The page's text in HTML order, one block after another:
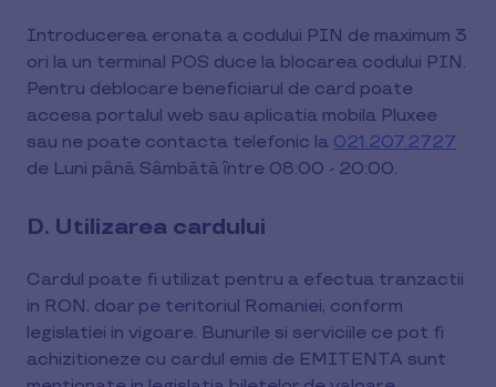
Introducerea eronata a codului PIN de maximum 3
ori la un terminal POS duce la blocarea codului PIN.
Pentru deblocare beneficiarul de card poate
accesa portalul web sau aplicatia mobila Pluxee
sau ne poate contacta telefonic la 021.207.2727
de Luni până Sâmbătă între 08:00 - 20:00.
D. Utilizarea cardului
Cardul poate fi utilizat pentru a efectua tranzactii
in RON, doar pe teritoriul Romaniei, conform
legislatiei in vigoare. Bunurile si serviciile ce pot fi
achizitioneze cu cardul emis de EMITENTA sunt